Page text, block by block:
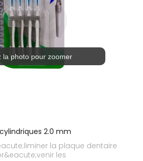
la photo pour zoomer
2.0 mm
la plaque dentaire
les